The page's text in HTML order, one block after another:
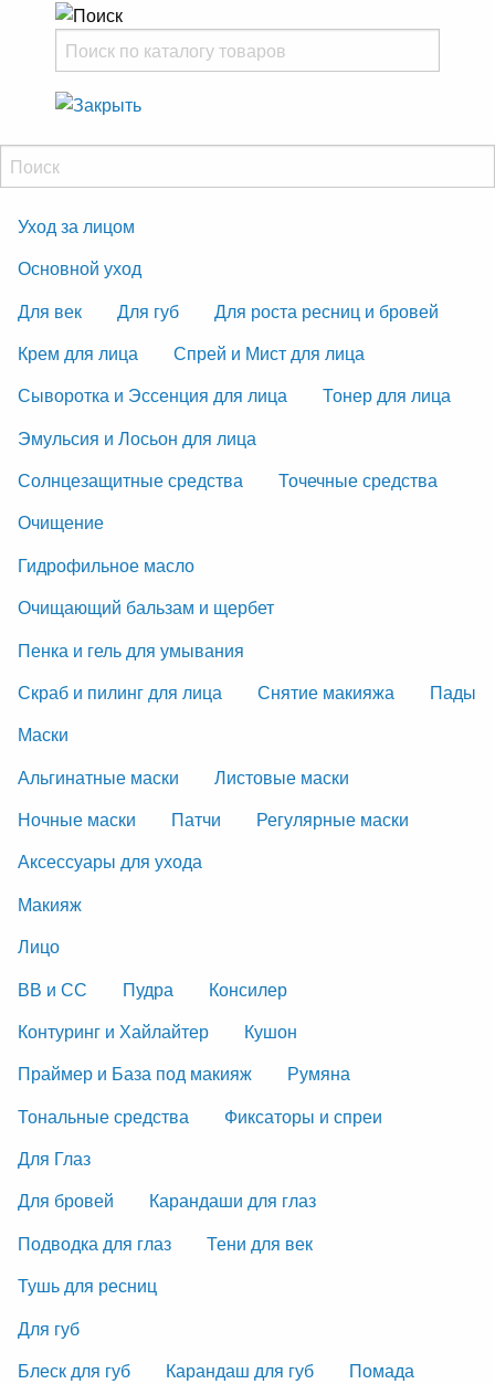
Уход за лицом
Основной уход
Для век
Для губ
Для роста ресниц и бровей
Крем для лица
Спрей и Мист для лица
Сыворотка и Эссенция для лица
Тонер для лица
Эмульсия и Лосьон для лица
Солнцезащитные средства
Точечные средства
Очищение
Гидрофильное масло
Очищающий бальзам и щербет
Пенка и гель для умывания
Скраб и пилинг для лица
Снятие макияжа
Пады
Маски
Альгинатные маски
Листовые маски
Ночные маски
Патчи
Регулярные маски
Аксессуары для ухода
Макияж
Лицо
ВВ и СС
Пудра
Консилер
Контуринг и Хайлайтер
Кушон
Праймер и База под макияж
Румяна
Тональные средства
Фиксаторы и спреи
Для Глаз
Для бровей
Карандаши для глаз
Подводка для глаз
Тени для век
Тушь для ресниц
Для губ
Блеск для губ
Карандаш для губ
Помада